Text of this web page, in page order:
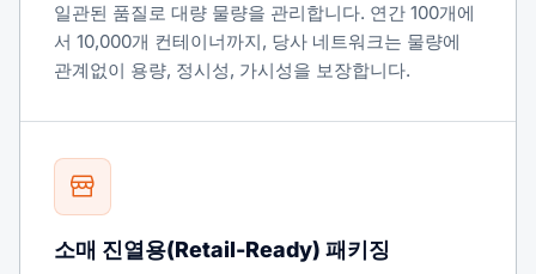
일관된 품질로 대량 물량을 관리합니다. 연간 100개에
서 10,000개 컨테이너까지, 당사 네트워크는 물량에
관계없이 용량, 정시성, 가시성을 보장합니다.
소매 진열용(Retail-Ready) 패키징